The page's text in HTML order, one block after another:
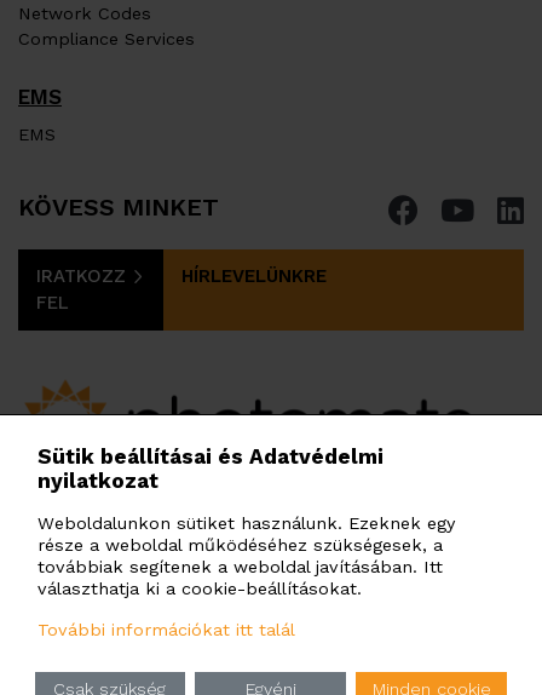
Network Codes
Compliance Services
EMS
EMS
KÖVESS MINKET
IRATKOZZ
FEL
HÍRLEVELÜNKRE
PHOTOMATE HUNGARY KFT.
Budafoki út 97-103. H. ép. 3. em., Budapest, 1117,
Magyarország
info@photomate.eu
hu en ua ru cz pl bg ro
Sütik beállításai és Adatvédelmi
nyilatkozat
Weboldalunkon sütiket használunk. Ezeknek egy
része a weboldal működéséhez szükségesek, a
továbbiak segítenek a weboldal javításában. Itt
választhatja ki a cookie-beállításokat.
További információkat itt talál
Csak szükség Egyéni Minden cookie